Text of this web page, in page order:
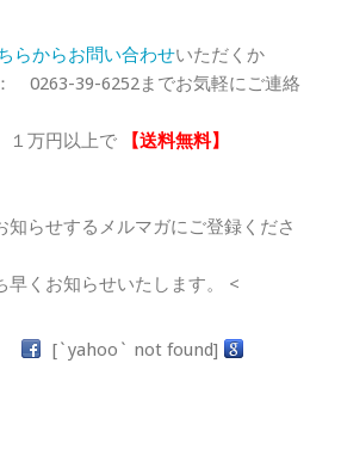
らからお問い合わせいただくか
： 0263-39-6252までお気軽にご連絡
１万円以上で
【送料無料】
知らせするメルマガにご登録くださ
早くお知らせいたします。 <
[`yahoo` not found]